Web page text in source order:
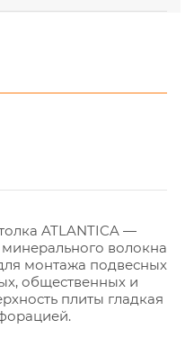
ATLANTICA —
волокна
монтажа подвесных
общественных и
плиты гладкая